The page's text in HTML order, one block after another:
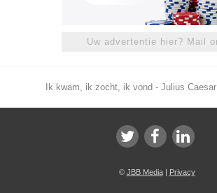
Uw advertentie hier? Mail
Ik kwam, ik zocht, ik vond - Julius
© JBB Media| Privacy